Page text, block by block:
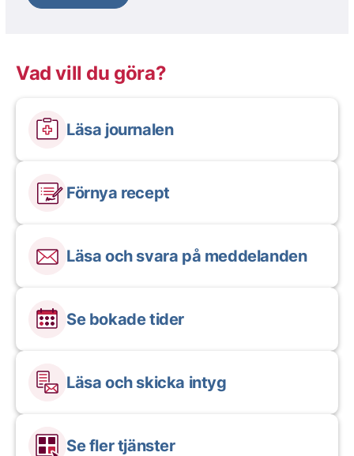
Vad vill du göra?
Läsa journalen
Förnya recept
Läsa och svara på meddelanden
Se bokade tider
Läsa och skicka intyg
Se fler tjänster